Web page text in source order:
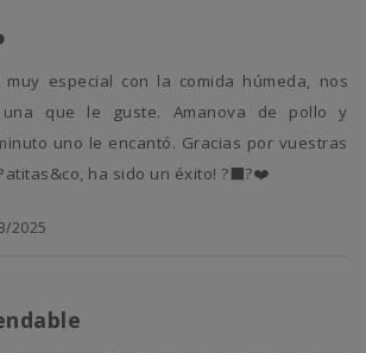
una que le guste. Amanova de pollo y
uno le encantó. Gracias por vuestras
ha sido un éxito! ?‍⬛?❤️
2025